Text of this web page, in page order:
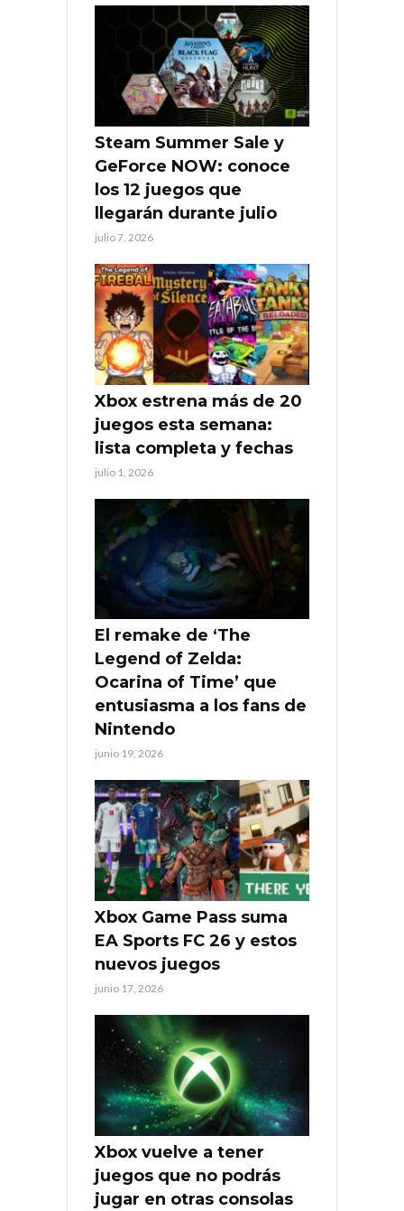
Steam Summer Sale y
GeForce NOW: conoce
los 12 juegos que
llegarán durante julio
julio 7, 2026
Xbox estrena más de 20
juegos esta semana:
lista completa y fechas
julio 1, 2026
El remake de ‘The
Legend of Zelda:
Ocarina of Time’ que
entusiasma a los fans de
Nintendo
junio 19, 2026
Xbox Game Pass suma
EA Sports FC 26 y estos
nuevos juegos
junio 17, 2026
Xbox vuelve a tener
juegos que no podrás
jugar en otras consolas